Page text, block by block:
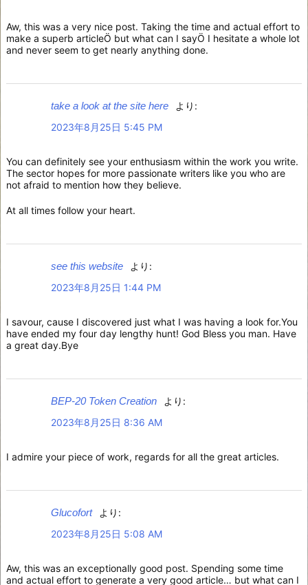
Aw, this was a very nice post. Taking the time and actual effort to
make a superb articleÖ but what can I sayÖ I hesitate a whole lot
and never seem to get nearly anything done.
take a look at the site here
より:
2023年8月25日 5:45 PM
You can definitely see your enthusiasm within the work you write.
The sector hopes for more passionate writers like you who are
not afraid to mention how they believe.
At all times follow your heart.
see this website
より:
2023年8月25日 1:44 PM
I savour, cause I discovered just what I was having a look for.You
have ended my four day lengthy hunt! God Bless you man. Have
a great day.Bye
BEP-20 Token Creation
より:
2023年8月25日 8:36 AM
I admire your piece of work, regards for all the great articles.
Glucofort
より:
2023年8月25日 5:08 AM
Aw, this was an exceptionally good post. Spending some time
and actual effort to generate a very good article… but what can I